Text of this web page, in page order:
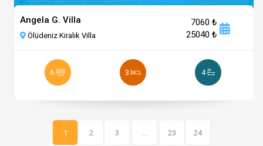
Angela G. Villa
Ölüdeniz Kiralık Villa
7060 ₺
25040 ₺
6 3 4
1 2 3 ... 23 24